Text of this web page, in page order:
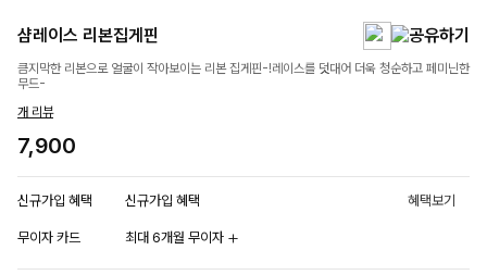
샴레이스 리본집게핀
큼지막한 리본으로 얼굴이 작아보이는 리본 집게핀-!레이스를 덧대어 더욱 청순하고 페미닌한
무드-
개 리뷰
7,900
신규가입 혜택 신규가입 혜택 혜택보기
무이자 카드 최대 6개월 무이자